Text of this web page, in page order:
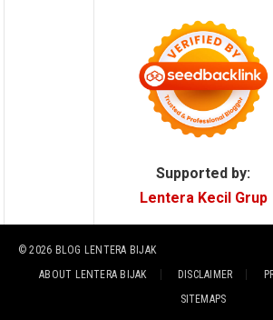
Supported by:
Lentera Kecil Grup
© 2026 BLOG LENTERA BIJAK
ABOUT LENTERA BIJAK
DISCLAIMER
SITEMAPS